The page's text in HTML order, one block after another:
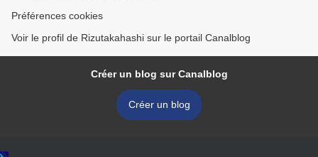
Préférences cookies
Voir le profil de Rizutakahashi sur le portail Canalblog
Créer un blog sur Canalblog
Créer un blog